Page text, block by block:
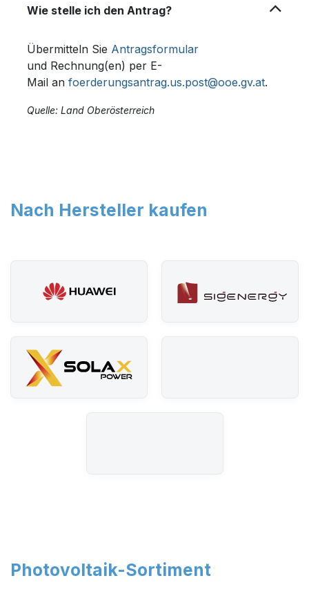
Wie stelle ich den Antrag?
Übermitteln Sie Antragsformular
und Rechnung(en) per E-
Mail an foerderungsantrag.us.post@ooe.gv.at.
Quelle: Land Oberösterreich
Nach Hersteller kaufen
Photovoltaik-Sortiment